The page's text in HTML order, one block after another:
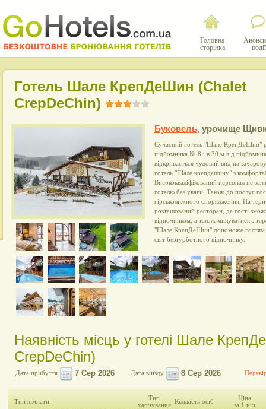
Головна
сторінка
події
Готель Шале КрепДеШин (Сhalet
CrepDeChin)
Буковель, урочище
Сучасний готель "Шале КрепДеШин"
підйомника № 8 і в 30 м від
відкривається чудовий вид на
готель "Шале крепдешину" з
Висококваліфікований персонал не
готелю без уваги. Також до послуг
гірськолижного спорядження. На
розташований ресторан, де гості
відпочинком, а також милуватися з
"Шале КрепДеШин" допоможе гостям
світ безтурботного відпочинку.
Наявність місць у готелі Шале
CrepDeChin)
Дата прибуття Дата виїзду
Тип кімнати
Тип
харчування Кількість осіб
Ціна
за 1 ніч